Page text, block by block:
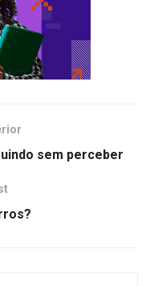
sem perceber